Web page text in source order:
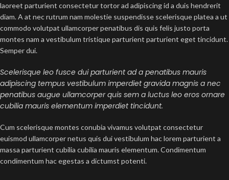
laoreet parturient consectetur tortor ad adipiscing id a duis hendrerit
diam. A at nec rutrum nam molestie suspendisse scelerisque platea a ut
commodo volutpat ullamcorper penatibus dis quis felis justo porta
montes nam a vestibulum tristique parturient parturient eget tincidunt.
Semper dui.
Scelerisque leo fusce dui parturient ad a penatibus mauris
adipiscing tempus vestibulum imperdiet gravida magnis a nec
penatibus augue ullamcorper quis sem a luctus leo eros ornare
cubilia mauris elementum imperdiet tincidunt.
Cum scelerisque montes conubia vivamus volutpat consectetur
euismod ullamcorper netus quis dui vestibulum hac lorem parturient a
massa parturient cubilia cubilia mauris elementum. Condimentum
condimentum hac egestas a dictumst potenti.